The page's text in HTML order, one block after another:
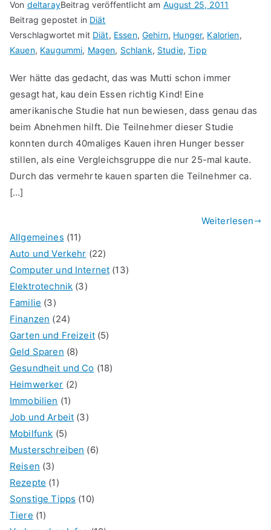
Von deltarayBeitrag veröffentlicht am August 25, 2011
Beitrag gepostet in Diät
Verschlagwortet mit Diät, Essen, Gehirn, Hunger, Kalorien,
Kauen, Kaugummi, Magen, Schlank, Studie,Tipp
Wer hätte das gedacht, das was Mutti schon immer
gesagt hat, kau dein Essen richtig Kind! Eine
amerikanische Studie hat nun bewiesen, dass genau das
beim Abnehmen hilft. Die Teilnehmer dieser Studie
konnten durch 40maliges Kauen ihren Hunger besser
stillen, als eine Vergleichsgruppe die nur 25-mal kaute.
Durch das vermehrte kauen sparten die Teilnehmer ca.
[…]
Weiterlesen
Allgemeines (11)
Auto und Verkehr (22)
Computer und Internet (13)
Elektrotechnik (3)
Familie (3)
Finanzen (24)
Garten und Freizeit(5)
Geld Sparen (8)
Gesundheit und Co (18)
Heimwerker (2)
Immobilien (1)
Job und Arbeit (3)
Mobilfunk (5)
Musterschreiben (6)
Reisen (3)
Rezepte (1)
Sonstige Tipps (10)
Tiere (1)